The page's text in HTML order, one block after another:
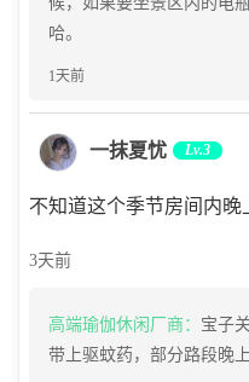
哈。
1天前
一抹夏忧 Lv.3
不知道这个季节房间内晚
3天前
高端瑜伽休闲厂商： 宝子
带上驱蚊药，部分路段晚